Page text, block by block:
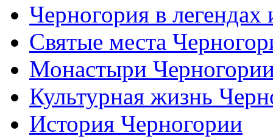
Черногория в легендах
Святые места
Монастыри
Культурная жизнь
История Черногории